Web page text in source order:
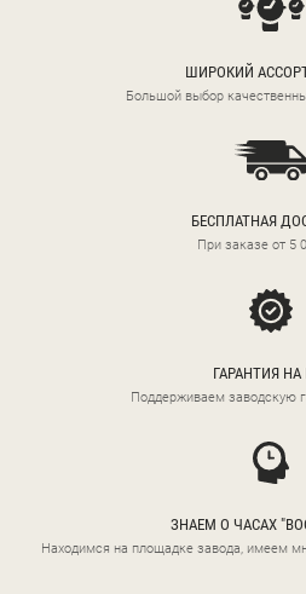
ШИРОКИЙ
Большой выбор
БЕСПЛАТНАЯ
При заказе от 5
ГАРАНТИЯ НА
Поддерживаем заводскую
ЗНАЕМ О ЧАСАХ
Находимся на площадке завода, имеем